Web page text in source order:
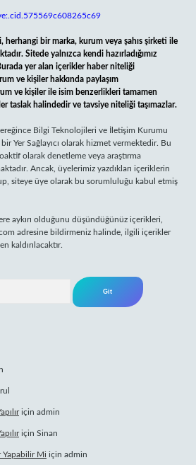
herhangi bir marka, kurum veya şahıs şirketi ile
Sitede yalnızca kendi hazırladığımız
yer alan içerikler haber niteliği
ve kişiler hakkında paylaşım
ve kişiler ile isim benzerlikleri tamamen
taslak halindedir ve tavsiye niteliği taşımazlar.
Bilgi Teknolojileri ve İletişim Kurumu
Yer Sağlayıcı olarak hizmet vermektedir. Bu
olarak denetleme veya araştırma
Ancak, üyelerimiz yazdıkları içeriklerin
siteye üye olarak bu sorumluluğu kabul etmiş
aykırı olduğunu düşündüğünüz içerikleri,
adresine bildirmeniz halinde, ilgili içerikler
kaldırılacaktır.
için admin
için Sinan
Yapabilir Mi için admin